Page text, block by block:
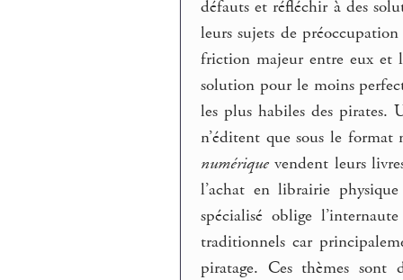
défauts et réfléchir à des
leurs sujets de
friction majeur entre eux et
solution pour le moins
les plus habiles des pirates.
n’éditent que sous le
numérique vendent leurs
l’achat en librairie
spécialisé oblige
traditionnels car
piratage. Ces thèmes sont